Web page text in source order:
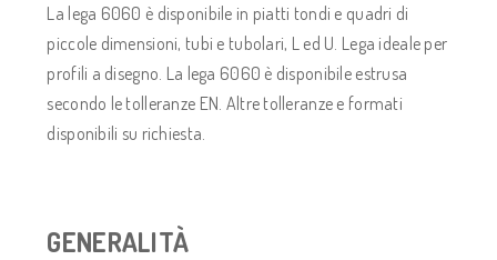
La lega 6060 è disponibile in piatti tondi e quadri di
piccole dimensioni, tubi e tubolari, L ed U. Lega ideale per
profili a disegno. La lega 6060 è disponibile estrusa
secondo le tolleranze EN. Altre tolleranze e formati
disponibili su richiesta.
GENERALITÀ